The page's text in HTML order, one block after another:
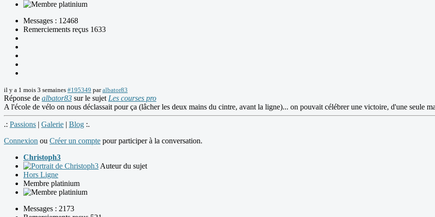
Messages : 12468
Remerciements reçus 1633
il y a 1 mois 3 semaines #195349 paralbator83
Réponse de albator83 sur le sujet Les courses pro
A l'école de vélo on nous déclassait pour ça (lâcher les deux mains du cintre, avant la ligne)... on pouvait célébrer une victoire, d'une seule
.: Passions | Galerie | Blog :.
Connexion ou Créer un compte pour participer à la conversation.
Christoph3
Auteur du sujet
Hors Ligne
Membre platinium
Messages : 2173